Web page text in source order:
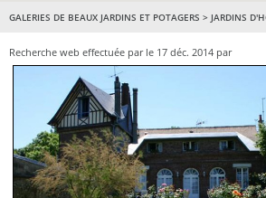
GALERIES DE BEAUX JARDINS ET POTAGERS > JARDINS
Recherche web effectuée par le 17 déc. 2014 par